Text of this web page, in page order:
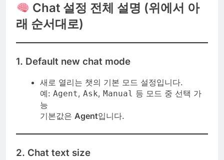
Chat 설정 전체 설명 (위에서 아
래 순서대로)
1. Default new chat mode
새로 열리는 챗의 기본 모드 설정입니다.
예: Agent, Ask, Manual 등 모드 중 선택 가
능
기본값은 Agent입니다.
2. Chat text size